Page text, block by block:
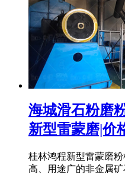
海城滑石粉磨
新型雷蒙磨|价
桂林鸿程新型雷蒙磨
高、用途广的非金属